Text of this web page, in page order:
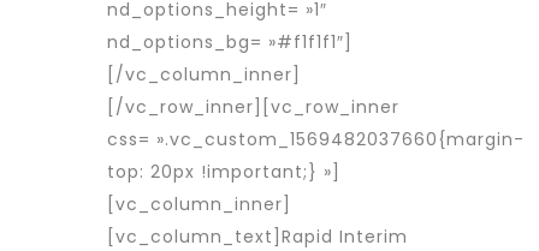
nd_options_height= »1″
nd_options_bg= »#f1f1f1″]
[/vc_column_inner]
[/vc_row_inner][vc_row_inner
css= ».vc_custom_1569482037660{margin-
top: 20px !important;} »]
[vc_column_inner]
[vc_column_text]Rapid Interim